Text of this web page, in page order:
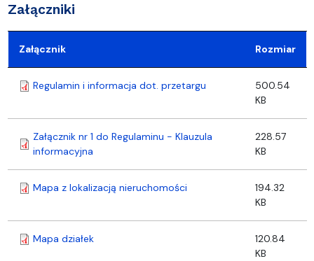
Załączniki
Załącznik Rozmiar
Regulamin i informacja dot. przetargu
500.54
KB
Załącznik nr 1 do Regulaminu - Klauzula
informacyjna
228.57
KB
Mapa z lokalizacją nieruchomości
194.32
KB
Mapa działek
120.84
KB